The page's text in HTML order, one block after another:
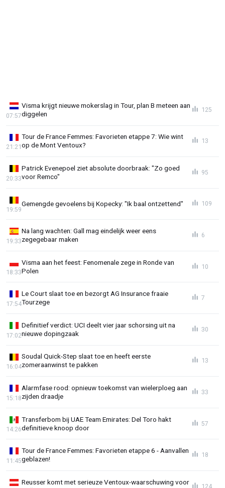
Visma krijgt nieuwe mokerslag in Tour, plan B meteen aan
diggelen
07:57
125
Tour de France Femmes: Favorieten etappe 7: Wie wint
op de Mont Ventoux?
21:21
13
Patrick Evenepoel ziet absolute doorbraak: "Zo goed
voor Remco"
20:33
95
Gemengde gevoelens bij Kopecky: "Ik baal ontzettend"
19:59
109
Na lang wachten: Gall mag eindelijk weer eens
zegegebaar maken
19:33
6
Visma aan het feest: Fenomenale zege in Ronde van
Polen
18:33
10
Le Court slaat toe en bezorgt AG Insurance fraaie
Tourzege
17:54
7
Definitief verdict: UCI deelt vier jaar schorsing uit na
nieuwe dopingzaak
17:02
30
Soudal Quick-Step slaat toe en heeft eerste
zomeraanwinst te pakken
16:04
13
Alarmfase rood: opnieuw toekomst van wielerploeg aan
zijden draadje
15:18
33
Transferbom bij UAE Team Emirates: Del Toro hakt
definitieve knoop door
14:26
57
Tour de France Femmes: Favorieten etappe 6 - Aanvallen
geblazen!
11:45
18
Reusser komt met serieuze Ventoux-waarschuwing voor
124